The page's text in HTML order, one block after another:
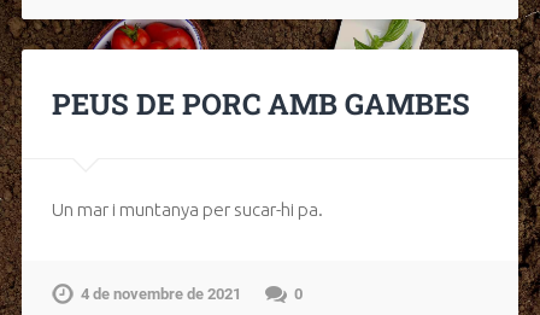
PEUS DE PORC AMB GAMBES
Un mar i muntanya per sucar-hi pa.
4 de novembre de 2021 0